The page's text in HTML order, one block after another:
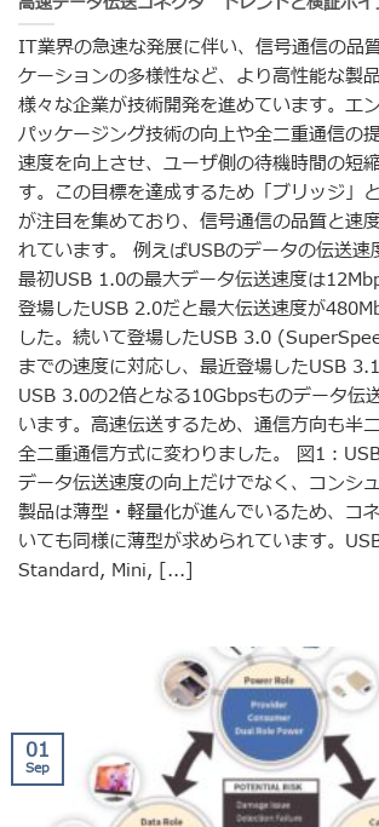
IT業界の急速な発展に伴い、信号通信の品
ケーションの多様性など、より高性能な製
様々な企業が技術開発を進めています。エ
パッケージング技術の向上や全二重通信の
速度を向上させ、ユーザ側の待機時間の短
す。この目標を達成するため「ブリッジ」
が注目を集めており、信号通信の品質と速
れています。 例えばUSBのデータの伝送速
最初USB 1.0の最大データ伝送速度は
登場したUSB 2.0だと最大伝送速度が
した。続いて登場したUSB 3.0
までの速度に対応し、最近登場したUSB
USB 3.0の2倍となる10Gbpsものデータ伝
います。高速伝送するため、通信方向も半
全二重通信方式に変わりました。 図1：
データ伝送速度の向上だけでなく、コンシ
製品は薄型・軽量化が進んでいるため、コ
いても同様に薄型が求められています。
Standard, Mini, [...]
01
Sep